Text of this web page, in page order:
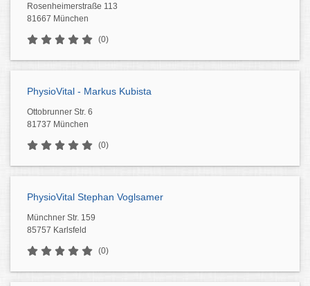
Rosenheimerstraße 113
81667 München
(0)
PhysioVital - Markus Kubista
Ottobrunner Str. 6
81737 München
(0)
PhysioVital Stephan Voglsamer
Münchner Str. 159
85757 Karlsfeld
(0)